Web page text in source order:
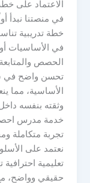
الاعتماد على
في منصتنا نبدأ
خطة تدريبية
في الأساسيات
الحصص
تحسن واضح في
الأساسية، مما
وثقته بنفسه
خدمة مدرس احصاء
تجربة متكاملة
نعتمد على
تعليمية
حقيقي وواضح،